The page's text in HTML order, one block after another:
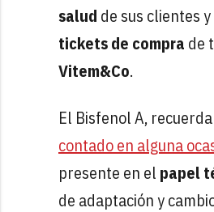
salud de sus clientes
tickets de compra de
Vitem&Co.
El Bisfenol A,
contado en alguna
presente en el papel
de adaptación y